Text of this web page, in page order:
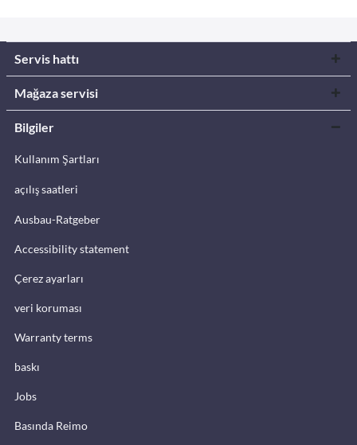
Servis hattı
Mağaza servisi
Bilgiler
Kullanım Şartları
açılış saatleri
Ausbau-Ratgeber
Accessibility statement
Çerez ayarları
veri koruması
Warranty terms
baskı
Jobs
Basında Reimo